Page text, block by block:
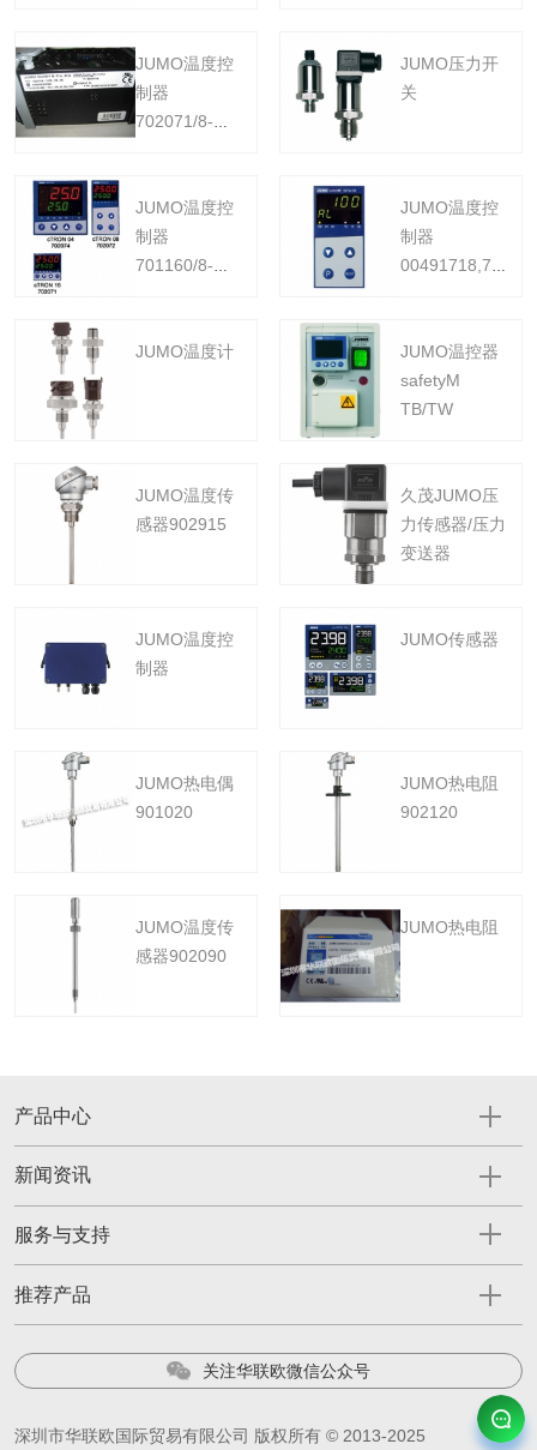
JUMO温度控
制器
702071/8-
JUMO压力开
关
JUMO温度控
制器
701160/8-
JUMO温度控
制器
JUMO温度计
JUMO温控器
safetyM
TB/TW
JUMO温度传
感器902915
久茂JUMO压
力传感器/压力
变送器
JUMO温度控
制器
JUMO传感器
JUMO热电偶
901020
JUMO热电阻
902120
JUMO温度传
感器902090
JUMO热电阻
产品中心
新闻资讯
服务与支持
推荐产品
关注华联欧微信公众号
深圳市华联欧国际贸易有限公司 版权所有 © 2013-2025